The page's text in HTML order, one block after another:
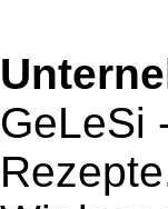
GeLeSi